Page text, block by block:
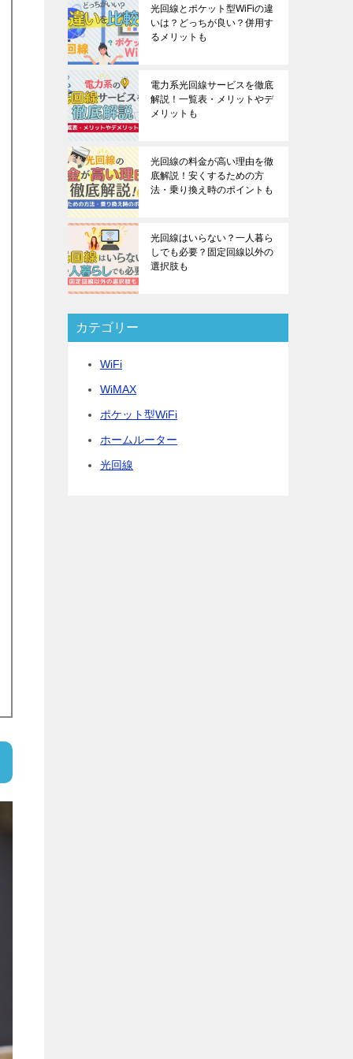
光回線とポケット型WiFiの違
いは？どっちが良い？併用す
るメリットも
電力系光回線サービスを徹底
解説！一覧表・メリットやデ
メリットも
光回線の料金が高い理由を徹
底解説！安くするための方
法・乗り換え時のポイントも
光回線はいらない？一人暮ら
しでも必要？固定回線以外の
選択肢も
カテゴリー
WiFi
WiMAX
ポケット型WiFi
ホームルーター
光回線